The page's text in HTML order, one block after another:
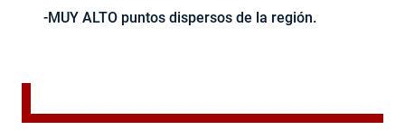
-MUY ALTO puntos dispersos de la región.